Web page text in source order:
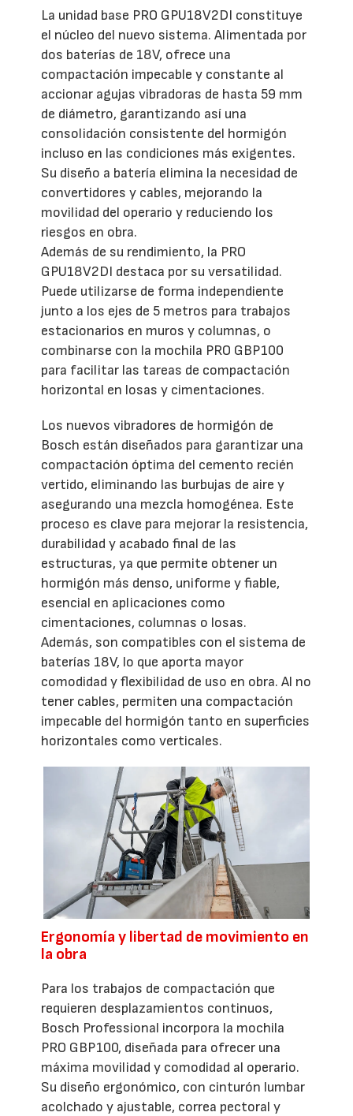
La unidad base PRO GPU18V2DI constituye
el núcleo del nuevo sistema. Alimentada por
dos baterías de 18V, ofrece una
compactación impecable y constante al
accionar agujas vibradoras de hasta 59 mm
de diámetro, garantizando así una
consolidación consistente del hormigón
incluso en las condiciones más exigentes.
Su diseño a batería elimina la necesidad de
convertidores y cables, mejorando la
movilidad del operario y reduciendo los
riesgos en obra.
Además de su rendimiento, la PRO
GPU18V2DI destaca por su versatilidad.
Puede utilizarse de forma independiente
junto a los ejes de 5 metros para trabajos
estacionarios en muros y columnas, o
combinarse con la mochila PRO GBP100
para facilitar las tareas de compactación
horizontal en losas y cimentaciones.
Los nuevos vibradores de hormigón de
Bosch están diseñados para garantizar una
compactación óptima del cemento recién
vertido, eliminando las burbujas de aire y
asegurando una mezcla homogénea. Este
proceso es clave para mejorar la resistencia,
durabilidad y acabado final de las
estructuras, ya que permite obtener un
hormigón más denso, uniforme y fiable,
esencial en aplicaciones como
cimentaciones, columnas o losas.
Además, son compatibles con el sistema de
baterías 18V, lo que aporta mayor
comodidad y flexibilidad de uso en obra. Al no
tener cables, permiten una compactación
impecable del hormigón tanto en superficies
horizontales como verticales.
Ergonomía y libertad de movimiento en
la obra
Para los trabajos de compactación que
requieren desplazamientos continuos,
Bosch Professional incorpora la mochila
PRO GBP100, diseñada para ofrecer una
máxima movilidad y comodidad al operario.
Su diseño ergonómico, con cinturón lumbar
acolchado y ajustable, correa pectoral y